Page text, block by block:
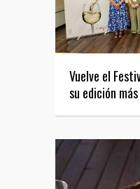
Vuelve el
su edición